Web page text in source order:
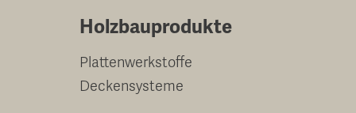
Holzbauprodukte
Plattenwerkstoffe
Deckensysteme